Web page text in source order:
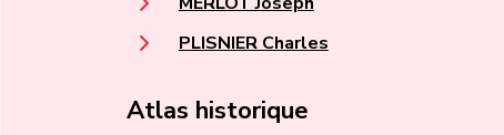
PLISNIER Charles
Atlas historique